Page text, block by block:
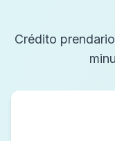
Crédito